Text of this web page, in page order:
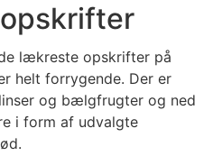
lækreste opskrifter på
helt forrygende. Der er
og bælgfrugter og ned
i form af udvalgte